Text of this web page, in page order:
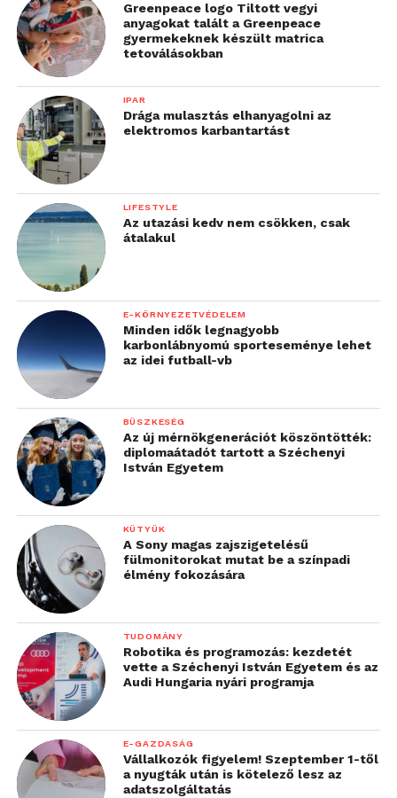
Greenpeace logo Tiltott vegyi
anyagokat talált a Greenpeace
gyermekeknek készült matrica
tetoválásokban
IPAR
Drága mulasztás elhanyagolni az
elektromos karbantartást
LIFESTYLE
Az utazási kedv nem csökken, csak
átalakul
E-KÖRNYEZETVÉDELEM
Minden idők legnagyobb
karbonlábnyomú sporteseménye lehet
az idei futball-vb
BÜSZKESÉG
Az új mérnökgenerációt köszöntötték:
diplomaátadót tartott a Széchenyi
István Egyetem
KÜTYÜK
A Sony magas zajszigetelésű
fülmonitorokat mutat be a színpadi
élmény fokozására
TUDOMÁNY
Robotika és programozás: kezdetét
vette a Széchenyi István Egyetem és az
Audi Hungaria nyári programja
E-GAZDASÁG
Vállalkozók figyelem! Szeptember 1-től
a nyugták után is kötelező lesz az
adatszolgáltatás